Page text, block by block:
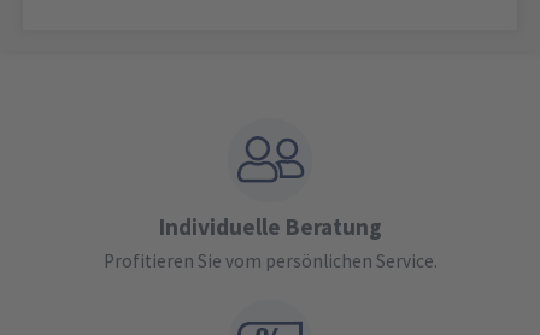
Individuelle Beratung
Profitieren Sie vom persönlichen Service.